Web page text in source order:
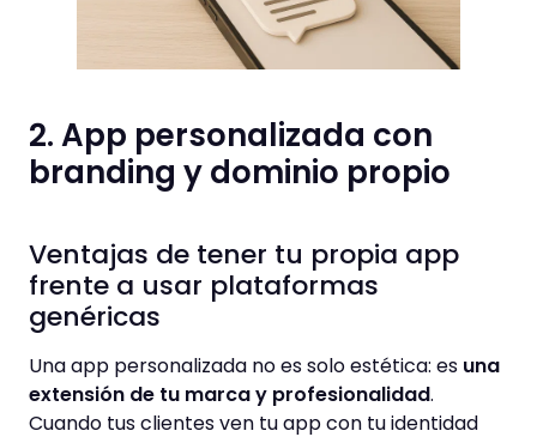
2. App personalizada con
branding y dominio propio
Ventajas de tener tu propia app
frente a usar plataformas
genéricas
Una app personalizada no es solo estética: es una
extensión de tu marca y profesionalidad.
Cuando tus clientes ven tu app con tu identidad